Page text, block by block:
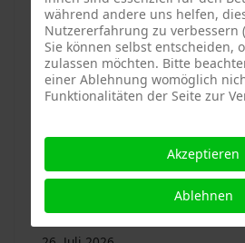
Neues aus unseren Gemeinden:
04. August 2026
Mitterfels. Sommerkonzert des
während andere uns helfen,
Nutzererfahrung zu verbessern
Sie können selbst entscheiden,
zulassen möchten. Bitte
einer Ablehnung womöglich
Funktionalitäten der Seite zur
Akzeptieren
Ablehnen